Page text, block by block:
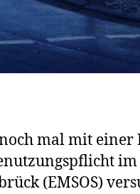
mal mit einer
(EMSOS)